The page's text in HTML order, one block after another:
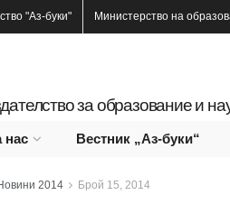
"Аз-буки" Министерство на
за образование и
нас Вестник „Аз-буки“
2014 Брой 15, 2014